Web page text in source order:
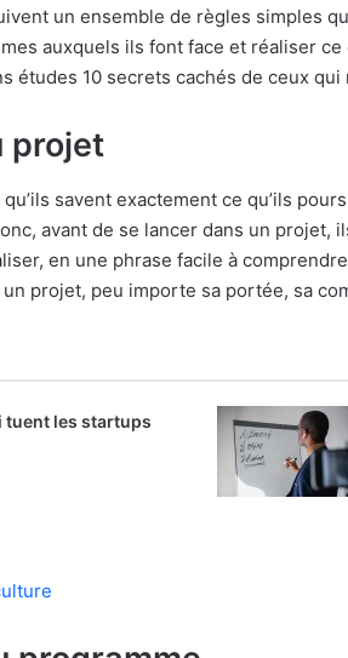
un ensemble de règles simples
auxquels ils font face et réaliser ce
études 10 secrets cachés de ceux
projet
savent exactement ce qu’ils
avant de se lancer dans un projet,
en une phrase facile à
projet, peu importe sa portée, sa
tuent les startups